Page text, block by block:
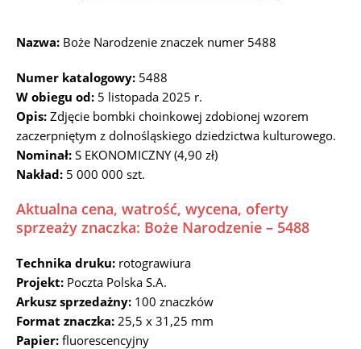
Nazwa: Boże Narodzenie znaczek numer 5488
Numer katalogowy: 5488
W obiegu od: 5 listopada 2025 r.
Opis: Zdjęcie bombki choinkowej zdobionej wzorem
zaczerpniętym z dolnośląskiego dziedzictwa kulturowego.
Nominał: S EKONOMICZNY (4,90 zł)
Nakład: 5 000 000 szt.
Aktualna cena, watrość, wycena, oferty
sprzeaży znaczka: Boże Narodzenie – 5488
Technika druku: rotograwiura
Projekt: Poczta Polska S.A.
Arkusz sprzedażny: 100 znaczków
Format znaczka: 25,5 x 31,25 mm
Papier: fluorescencyjny